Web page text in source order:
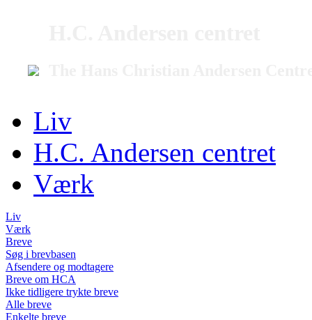
Liv
H.C. Andersen centret
Værk
Liv
Værk
Breve
Søg i brevbasen
Afsendere og modtagere
Breve om HCA
Ikke tidligere trykte breve
Alle breve
Enkelte breve